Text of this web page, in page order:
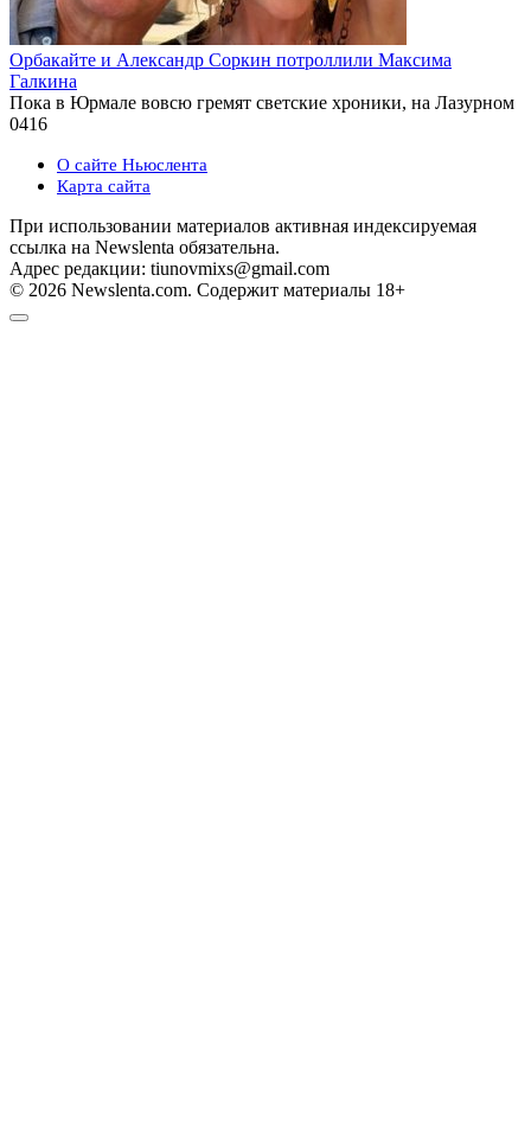
Орбакайте и Александр Соркин потроллили Максима
Галкина
Пока в Юрмале вовсю гремят светские хроники, на Лазурном
0416
О сайте Ньюслента
Карта сайта
При использовании материалов активная индексируемая
ссылка на Newslenta обязательна.
Адрес редакции: tiunovmixs@gmail.com
© 2026 Newslenta.com. Содержит материалы 18+